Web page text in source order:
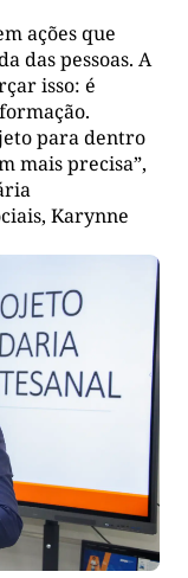
ações que
das pessoas. A
isso: é
para dentro
mais precisa”,
Karynne